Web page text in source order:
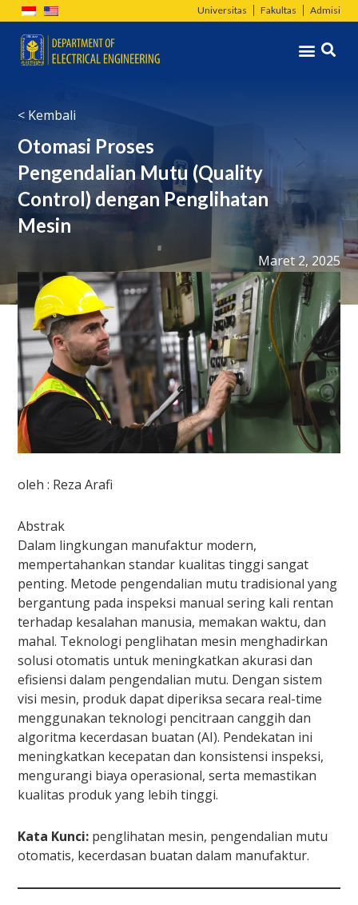
Lewati
ke
konten
Universitas Fakultas Admisi
Menu
< Kembali
Otomasi Proses
Pengendalian Mutu (Quality
Control) dengan Penglihatan
Mesin
Maret 2, 2025
oleh : Reza Arafi
Abstrak
Dalam lingkungan manufaktur modern,
mempertahankan standar kualitas tinggi sangat
penting. Metode pengendalian mutu tradisional yang
bergantung pada inspeksi manual sering kali rentan
terhadap kesalahan manusia, memakan waktu, dan
mahal. Teknologi penglihatan mesin menghadirkan
solusi otomatis untuk meningkatkan akurasi dan
efisiensi dalam pengendalian mutu. Dengan sistem
visi mesin, produk dapat diperiksa secara real-time
menggunakan teknologi pencitraan canggih dan
algoritma kecerdasan buatan (AI). Pendekatan ini
meningkatkan kecepatan dan konsistensi inspeksi,
mengurangi biaya operasional, serta memastikan
kualitas produk yang lebih tinggi.
Kata Kunci: penglihatan mesin, pengendalian mutu
otomatis, kecerdasan buatan dalam manufaktur.